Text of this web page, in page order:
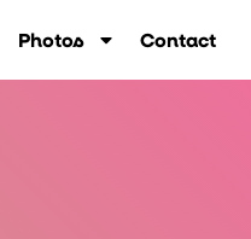
Photos Contact